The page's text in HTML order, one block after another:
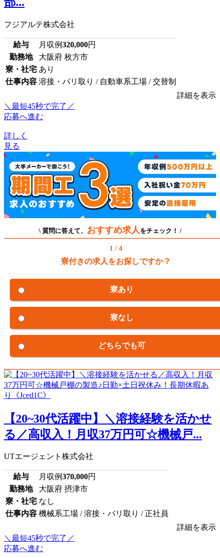
フジアルテ株式会社
給与 月収例320,000円
勤務地
大阪府 枚方市
寮・社宅 あり
仕事内容 溶接・バリ取り / 自動車系工場 / 交替制
詳細を表示
＼最短45秒で完了／
応募へ進む
詳しく
見る
\ 質問に答えて、 おすすめ求人 をチェック！ /
1 / 4
寮付きの求人をお探しですか？
寮あり
寮なし
どちらでも可
【20~30代活躍中】＼溶接経験を活かせ
る／高収入！月収37万円可☆機械戸...
UTエージェント株式会社
給与 月収例370,000円
勤務地
大阪府 摂津市
寮・社宅 なし
仕事内容 機械系工場 / 溶接・バリ取り / 正社員
詳細を表示
＼最短45秒で完了／
応募へ進む